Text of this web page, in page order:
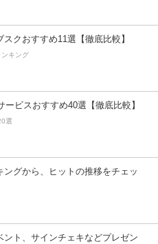
クおすすめ11選【徹底比較】
ンキング
ービスおすすめ40選【徹底比較】
選
ングから、ヒットの推移をチェッ
ント、サインチェキなどプレゼン